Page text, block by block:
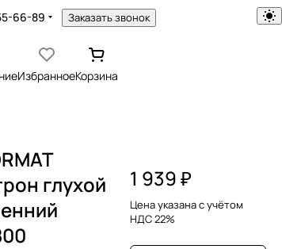
66-89 Заказать звонок
ИзбранноеКорзина
глухой
1 939 ₽
Цена указана с учётом
НДС 22%